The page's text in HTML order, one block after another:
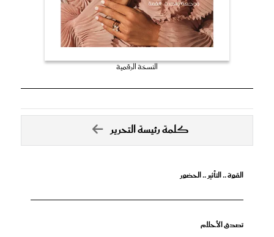
النسخة الرقمية
كلمة رئيسة التحرير
القوة .. التأثير .. الحضور
تصدق الأحلام